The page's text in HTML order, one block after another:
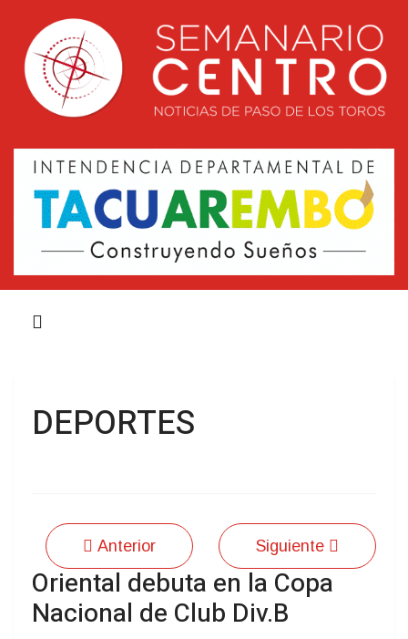
DEPORTES
Anterior Siguiente
Oriental debuta en la Copa
Nacional de Club Div.B